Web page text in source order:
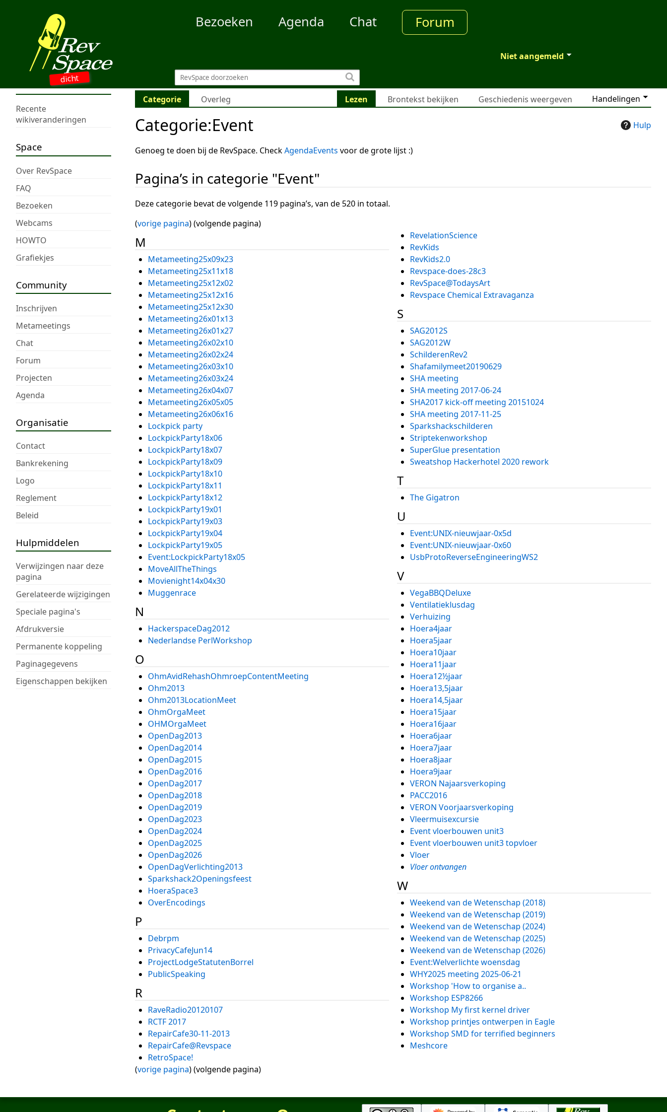
dicht
Bezoeken Agenda Chat Forum
Niet aangemeld
Recente
wikiveranderingen
Space
Over RevSpace
FAQ
Bezoeken
Webcams
HOWTO
Grafiekjes
Community
Inschrijven
Metameetings
Chat
Forum
Projecten
Agenda
Organisatie
Contact
Bankrekening
Logo
Reglement
Beleid
Hulpmiddelen
Verwijzingen naar deze
pagina
Gerelateerde wijzigingen
Speciale pagina's
Afdrukversie
Permanente koppeling
Paginagegevens
Eigenschappen bekijken
Categorie Overleg Handelingen
Lezen Brontekst bekijken Geschiedenis weergeven
Hulp
Categorie:Event
Genoeg te doen bij de RevSpace. CheckAgendaEvents voor de grote lijst :)
Pagina’s in categorie "Event"
Deze categorie bevat de volgende 119 pagina’s, van de 520 in totaal.
(vorige pagina) (volgende pagina)
M
Metameeting25x09x23
Metameeting25x11x18
Metameeting25x12x02
Metameeting25x12x16
Metameeting25x12x30
Metameeting26x01x13
Metameeting26x01x27
Metameeting26x02x10
Metameeting26x02x24
Metameeting26x03x10
Metameeting26x03x24
Metameeting26x04x07
Metameeting26x05x05
Metameeting26x06x16
Lockpick party
LockpickParty18x06
LockpickParty18x07
LockpickParty18x09
LockpickParty18x10
LockpickParty18x11
LockpickParty18x12
LockpickParty19x01
LockpickParty19x03
LockpickParty19x04
LockpickParty19x05
Event:LockpickParty18x05
MoveAllTheThings
Movienight14x04x30
Muggenrace
N
HackerspaceDag2012
Nederlandse PerlWorkshop
O
OhmAvidRehashOhmroepContentMeeting
Ohm2013
Ohm2013LocationMeet
OhmOrgaMeet
OHMOrgaMeet
OpenDag2013
OpenDag2014
OpenDag2015
OpenDag2016
OpenDag2017
OpenDag2018
OpenDag2019
OpenDag2023
OpenDag2024
OpenDag2025
OpenDag2026
OpenDagVerlichting2013
Sparkshack2Openingsfeest
HoeraSpace3
OverEncodings
P
Debrpm
PrivacyCafeJun14
ProjectLodgeStatutenBorrel
PublicSpeaking
R
RaveRadio20120107
RCTF 2017
RepairCafe30-11-2013
RepairCafe@Revspace
RetroSpace!
RevelationScience
RevKids
RevKids2.0
Revspace-does-28c3
RevSpace@TodaysArt
Revspace Chemical Extravaganza
S
SAG2012S
SAG2012W
SchilderenRev2
Shafamilymeet20190629
SHA meeting
SHA meeting 2017-06-24
SHA2017 kick-off meeting 20151024
SHA meeting 2017-11-25
Sparkshackschilderen
Striptekenworkshop
SuperGlue presentation
Sweatshop Hackerhotel 2020 rework
T
The Gigatron
U
Event:UNIX-nieuwjaar-0x5d
Event:UNIX-nieuwjaar-0x60
UsbProtoReverseEngineeringWS2
V
VegaBBQDeluxe
Ventilatieklusdag
Verhuizing
Hoera4jaar
Hoera5jaar
Hoera10jaar
Hoera11jaar
Hoera12½jaar
Hoera13,5jaar
Hoera14,5jaar
Hoera15jaar
Hoera16jaar
Hoera6jaar
Hoera7jaar
Hoera8jaar
Hoera9jaar
VERON Najaarsverkoping
PACC2016
VERON Voorjaarsverkoping
Vleermuisexcursie
Event vloerbouwen unit3
Event vloerbouwen unit3 topvloer
Vloer
Vloer ontvangen
W
Weekend van de Wetenschap (2018)
Weekend van de Wetenschap (2019)
Weekend van de Wetenschap (2024)
Weekend van de Wetenschap (2025)
Weekend van de Wetenschap (2026)
Event:Welverlichte woensdag
WHY2025 meeting 2025-06-21
Workshop 'How to organise a..
Workshop ESP8266
Workshop My first kernel driver
Workshop printjes ontwerpen in Eagle
Workshop SMD for terrified beginners
Meshcore
(vorige pagina) (volgende pagina)